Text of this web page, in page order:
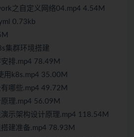
之自定义网络04.mp4 4.54M
0.73kb
集群环境搭建
排.mp4 78.49M
用k8s.mp4 35.00M
哪些.mp4 49.72M
理.mp4 56.09M
示架构设计原理.mp4 118.54M
建准备.mp4 78.93M